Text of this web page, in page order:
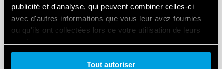
publicité et d'analyse, qui peuvent combiner celles-ci
avec d'autres informations que vous leur avez fournies
ou qu'ils ont collectées lors de votre utilisation de leurs
Tout autoriser
DÉTAILS